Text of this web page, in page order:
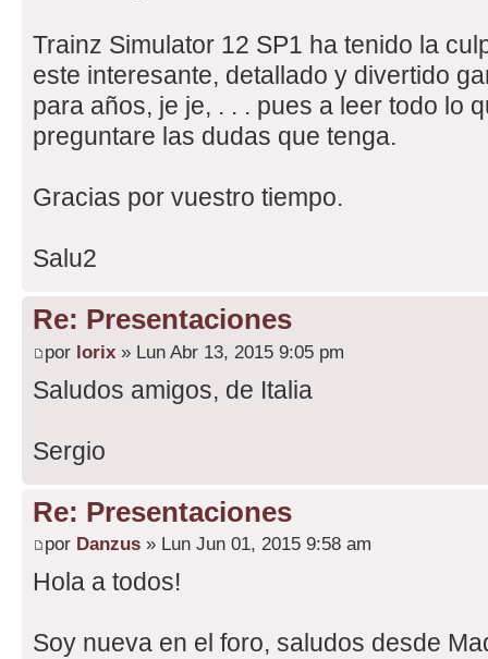
Trainz Simulator 12 SP1 ha tenido la
este interesante, detallado y divertido
para años, je je, . . . pues a leer todo lo
preguntare las dudas que tenga.
Gracias por vuestro tiempo.
Salu2
Re: Presentaciones
por lorix » Lun Abr 13, 2015 9:05 pm
Saludos amigos, de Italia
Sergio
Re: Presentaciones
por Danzus » Lun Jun 01, 2015 9:58 am
Hola a todos!
Soy nueva en el foro, saludos desde